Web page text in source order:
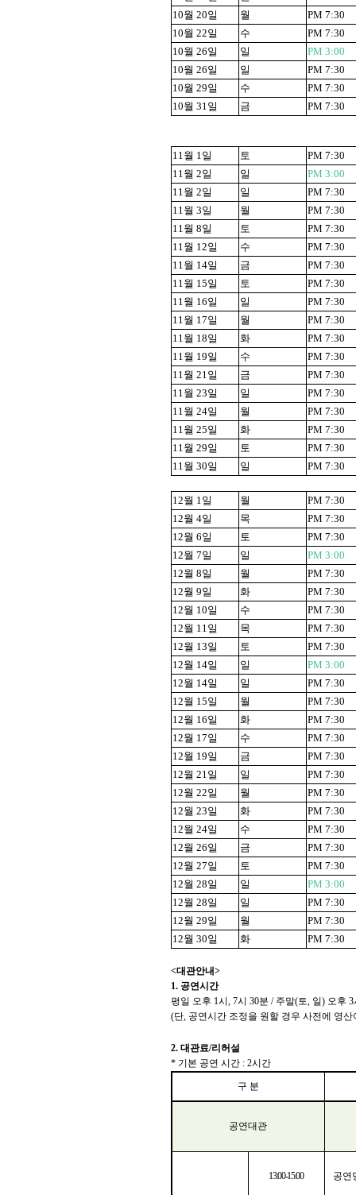
10월 20일 월
PM 7:30
10월 22일 수
PM 7:30
10월 26일 일
PM 3:00
10월 26일 일
PM 7:30
10월 29일 수
PM 7:30
10월 31일 금 PM 7:30
11월 1일 토
PM 7:30
11월 2일 일
PM 3:00
11월 2일 일
PM 7:30
11월 3일 월
PM 7:30
11월 8일 토
PM 7:30
11월 12일 수
PM 7:30
11월 14일 금
PM 7:30
11월 15일 토
PM 7:30
11월 16일 일
PM 7:30
11월 17일 월
PM 7:30
11월 18일 화
PM 7:30
11월 19일 수
PM 7:30
11월 21일 금
PM 7:30
11월 23일 일
PM 7:30
11월 24일 월
PM 7:30
11월 25일 화
PM 7:30
11월 29일 토
PM 7:30
11월 30일 일 PM 7:30
12월 1일 월
PM 7:30
12월 4일 목
PM 7:30
12월 6일 토
PM 7:30
12월 7일 일
PM 3:00
12월 8일 월
PM 7:30
12월 9일 화
PM 7:30
12월 10일 수
PM 7:30
12월 11일 목
PM 7:30
12월 13일 토
PM 7:30
12월 14일 일
PM 3:00
12월 14일 일
PM 7:30
12월 15일 월
PM 7:30
12월 16일 화
PM 7:30
12월 17일 수
PM 7:30
12월 19일 금
PM 7:30
12월 21일 일
PM 7:30
12월 22일 월
PM 7:30
12월 23일 화
PM 7:30
12월 24일 수
PM 7:30
12월 26일 금
PM 7:30
12월 27일 토
PM 7:30
12월 28일 일
PM 3:00
12월 28일 일
PM 7:30
12월 29일 월
PM 7:30
12월 30일 화 PM 7:30
<대관안내>
1. 공연시간
평일 오후 1시 , 7시 30분 / 주말(토, 일) 오후 3
(단, 공연시간 조정을 원할 경우 사전에 영
2. 대관료/리허설
* 기본 공연 시간 : 2시간
구 분
공연대관
13:00-15:00 공연